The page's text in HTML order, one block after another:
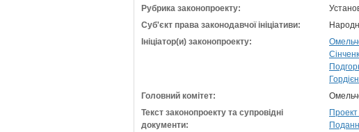
Рубрика законопроекту:
Суб'єкт права законодавчої ініціативи:
Ініціатор(и) законопроекту:
Головний комітет:
Текст законопроекту та супровідні
документи: